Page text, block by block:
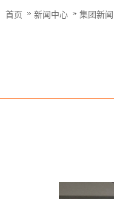
首页 新闻中心 集团新闻